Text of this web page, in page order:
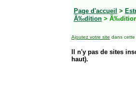
Page d'accueil >
Ã‰dition >
Ajoutez votre site dans cette
Il n'y pas de sites
haut).